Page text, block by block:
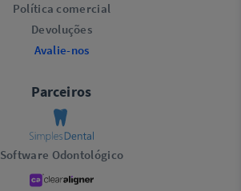
Política comercial
Devoluções
Avalie-nos
Parceiros
Software Odontológico